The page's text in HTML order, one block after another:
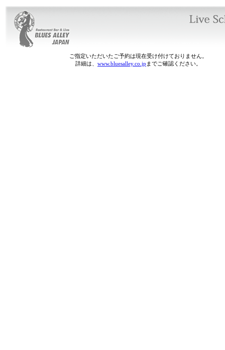
ご指定いただいたご予約は現在受け付けておりません。
詳細は、 www.bluesalley.co.jp までご確認ください。